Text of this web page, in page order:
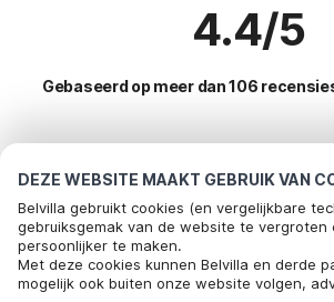
DEZE WEBSITE MAAKT GEBRUIK VAN
Belvilla gebruikt cookies (en vergelijkbare
gebruiksgemak van de website te vergroten
persoonlijker te maken.
Met deze cookies kunnen Belvilla en derde
mogelijk ook buiten onze website volgen,
4.4/5
Gebaseerd op meer dan 106
Meest populaire
vakantie
Top steden met top voorzieningen voor
Kindvriendelijke vakantiehuizen bayeux
Populaire voorzieningen voor vakantie in